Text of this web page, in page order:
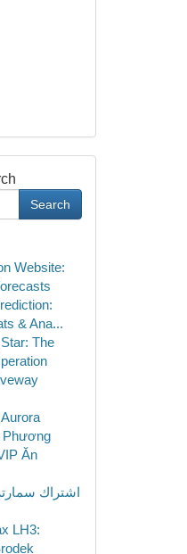
Search
Website:
& Ana...
The
Phương
Ăn
اشتراك
LH3: